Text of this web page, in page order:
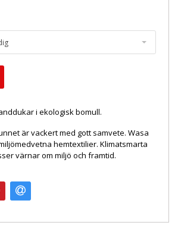
i ekologisk bomull.
är vackert med gott samvete. Wasa
hemtextilier. Klimatsmarta
värnar om miljö och framtid.